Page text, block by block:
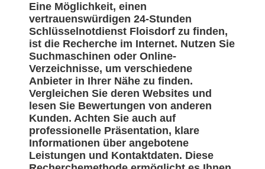
Eine Möglichkeit, einen
vertrauenswürdigen 24-Stunden
Schlüsselnotdienst Floisdorf zu finden,
ist die Recherche im Internet. Nutzen Sie
Suchmaschinen oder Online-
Verzeichnisse, um verschiedene
Anbieter in Ihrer Nähe zu finden.
Vergleichen Sie deren Websites und
lesen Sie Bewertungen von anderen
Kunden. Achten Sie auch auf
professionelle Präsentation, klare
Informationen über angebotene
Leistungen und Kontaktdaten. Diese